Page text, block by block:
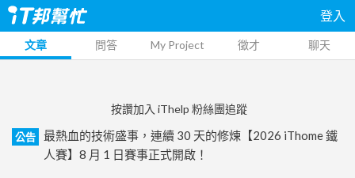
登入
文章 問答 My Project 徵才 聊天
按讚加入 iThelp 粉絲團追蹤
公告
最熱血的技術盛事，連續 30 天的修煉【2026 iThome 鐵
人賽】8 月 1 日賽事正式開啟！